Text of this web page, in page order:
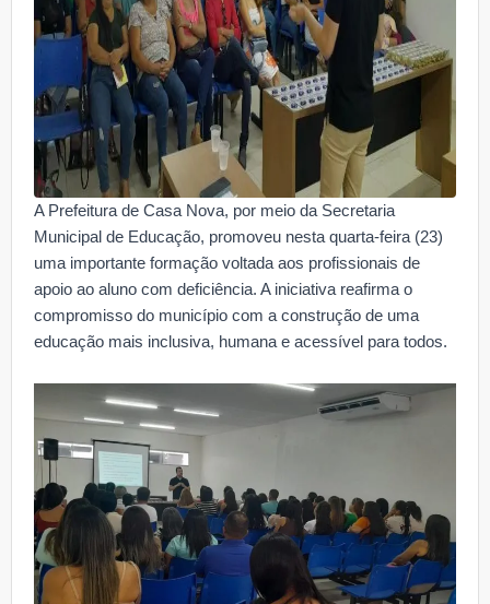
A Prefeitura de Casa Nova, por meio da Secretaria
Municipal de Educação, promoveu nesta quarta-feira (23)
uma importante formação voltada aos profissionais de
apoio ao aluno com deficiência. A iniciativa reafirma o
compromisso do município com a construção de uma
educação mais inclusiva, humana e acessível para todos.